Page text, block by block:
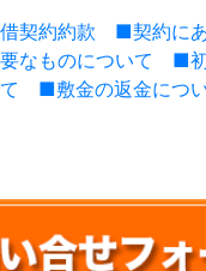
契約約款 ■契約に
なものについて ■
■敷金の返金につ